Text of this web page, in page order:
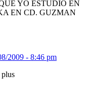
YO ESTUDIO EN
EN CD. GUZMAN
2009 - 8:46 pm
plus